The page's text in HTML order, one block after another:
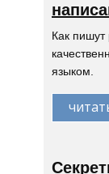
Как пишут
языком.